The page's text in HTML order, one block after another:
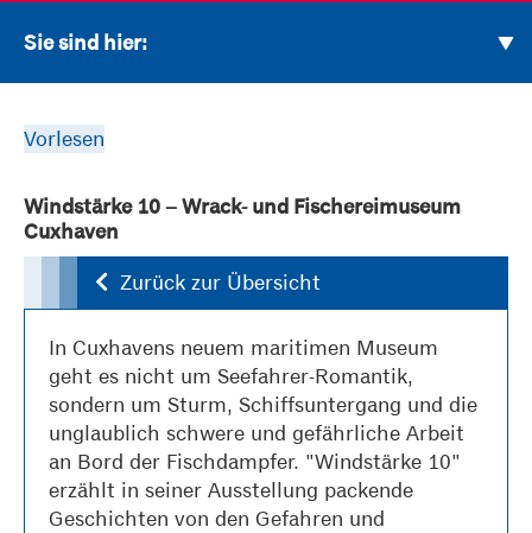
Sie sind hier:
Vorlesen
Windstärke 10 – Wrack- und Fischereimuseum
Cuxhaven
Zurück zur Übersicht
In Cuxhavens neuem maritimen Museum
geht es nicht um Seefahrer-Romantik,
sondern um Sturm, Schiffsuntergang und die
unglaublich schwere und gefährliche Arbeit
an Bord der Fischdampfer. "Windstärke 10"
erzählt in seiner Ausstellung packende
Geschichten von den Gefahren und